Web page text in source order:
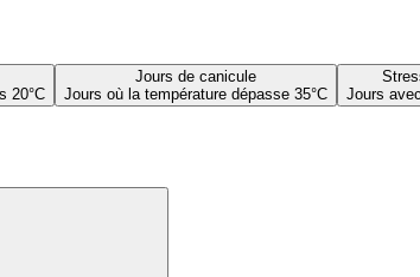
20°C
Jours de canicule
Jours où la température dépasse 35°C
Jours